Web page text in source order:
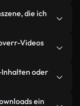
eindeutig
was Sie
Versionen
Formate,
während
und
die ich
Beschreiben Sie
generiert
Video für
entspricht.
Videos
Alle
lizenzfrei
aber immer
Inhalten oder
darf in
ein